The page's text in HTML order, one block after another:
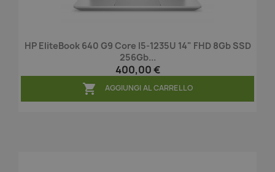
HP EliteBook 640 G9 Core I5-1235U 14" FHD 8Gb SSD
256Gb...
400,00 €
 AGGIUNGI AL CARRELLO